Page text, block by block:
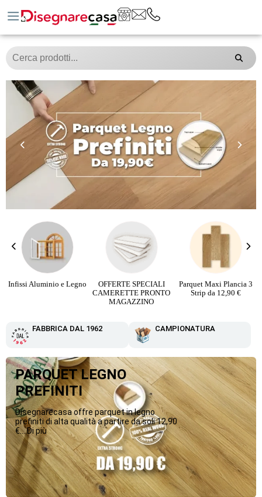
Infissi Aluminio e Legno
OFFERTE SPECIALI
CAMERETTE PRONTO
MAGAZZINO
Parquet Maxi Plancia 3
Strip da 12,90 €
FABBRICA DAL 1962 CAMPIONATURA
PARQUET LEGNO
PREFINITI
Disegnarecasa offre parquet in legno
prefiniti di alta qualità a partire da soli 12,90
€....Di più